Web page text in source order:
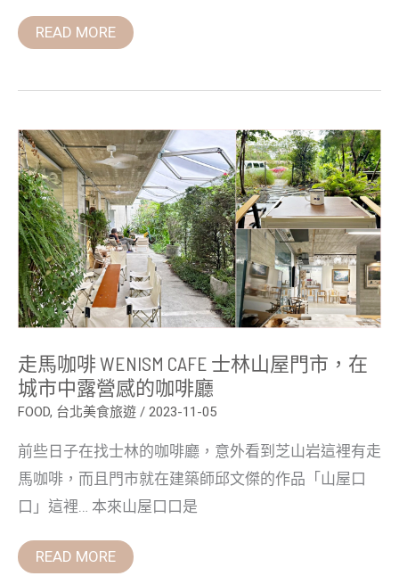
READ MORE
走馬咖啡 WENISM CAFE 士林山屋門市，在
城市中露營感的咖啡廳
FOOD, 台北美食旅遊 / 2023-11-05
前些日子在找士林的咖啡廳，意外看到芝山岩這裡有走
馬咖啡，而且門市就在建築師邱文傑的作品「山屋口
口」這裡… 本來山屋口口是
走
馬
咖
啡
WENISM
CAFE
士
林
山
屋
門
市，
在
城
中
露
營
感
啡
廳
READ MORE